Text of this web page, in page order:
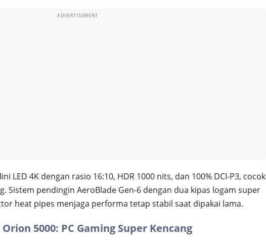
ADVERTISEMENT
LED 4K dengan rasio 16:10, HDR 1000 nits, dan 100% DCI-P3, cocok
Sistem pendingin AeroBlade Gen-6 dengan dua kipas logam super
heat pipes menjaga performa tetap stabil saat dipakai lama.
5000: PC Gaming Super Kencang